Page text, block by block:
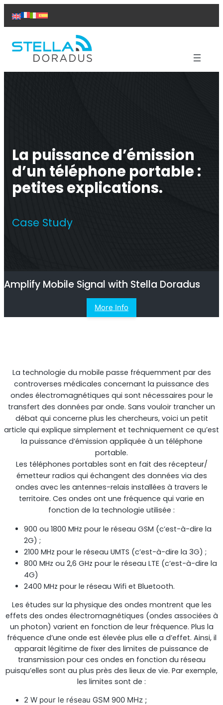
Répéteur OS6
Répéteur commercial à opérateur unique
Planificateur d’installation en ligne
Shark
Contact
La puissance d’émission
d’un téléphone portable :
petites explications.
Case Study
Amplify Mobile Signal with Stella Doradus
More Info
La technologie du mobile passe fréquemment par des
controverses médicales concernant la puissance des
ondes électromagnétiques qui sont nécessaires pour le
transfert des données par onde. Sans vouloir trancher un
débat qui concerne plus les chercheurs, voici un petit
article qui explique simplement et techniquement ce qu’est
la puissance d’émission appliquée à un téléphone
portable.
Les téléphones portables sont en fait des récepteur/
émetteur radios qui échangent des données via des
ondes avec les antennes-relais installées à travers le
territoire. Ces ondes ont une fréquence qui varie en
fonction de la technologie utilisée :
900 ou 1800 MHz pour le réseau GSM (c’est-à-dire la
2G) ;
2100 MHz pour le réseau UMTS (c’est-à-dire la 3G) ;
800 MHz ou 2,6 GHz pour le réseau LTE (c’est-à-dire la
4G)
2400 MHz pour le réseau Wifi et Bluetooth.
Les études sur la physique des ondes montrent que les
effets des ondes électromagnétiques (ondes associées à
un photon) varient en fonction de leur fréquence. Plus la
fréquence d’une onde est élevée plus elle a d’effet. Ainsi, il
apparait légitime de fixer des limites de puissance de
transmission pour ces ondes en fonction du réseau
puisqu’elles sont au plus près des lieux de vie. Par exemple,
les limites sont de :
2 W pour le réseau GSM 900 MHz ;